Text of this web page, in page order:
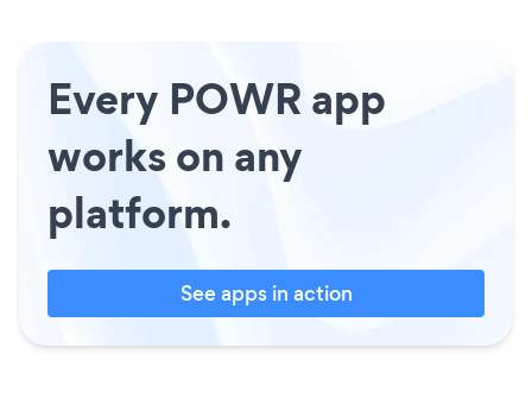
Every POWR app
works on any
platform.
See apps in action